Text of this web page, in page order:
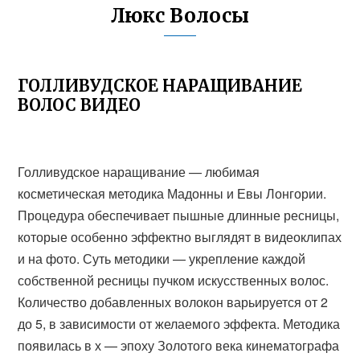
Люкс Волосы
ГОЛЛИВУДСКОЕ НАРАЩИВАНИЕ
ВОЛОС ВИДЕО
Голливудское наращивание — любимая
косметическая методика Мадонны и Евы Лонгории.
Процедура обеспечивает пышные длинные ресницы,
которые особенно эффектно выглядят в видеоклипах
и на фото. Суть методики — укрепление каждой
собственной ресницы пучком искусственных волос.
Количество добавленных волокон варьируется от 2
до 5, в зависимости от желаемого эффекта. Методика
появилась в х — эпоху Золотого века кинематографа